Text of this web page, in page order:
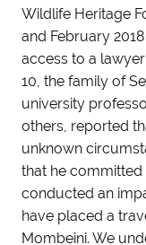
Wildlife Heritage
and February
access to a
10, the family of
university
others, reported
unknown
that he
conducted an
have placed a
Mombeini. We